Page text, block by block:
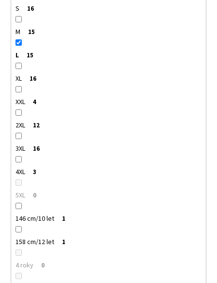
S 16
M 15
L 15
XL 16
XXL 4
2XL 12
3XL 16
4XL 3
5XL 0
146 cm/10 let 1
158 cm/12 let 1
4 roky 0